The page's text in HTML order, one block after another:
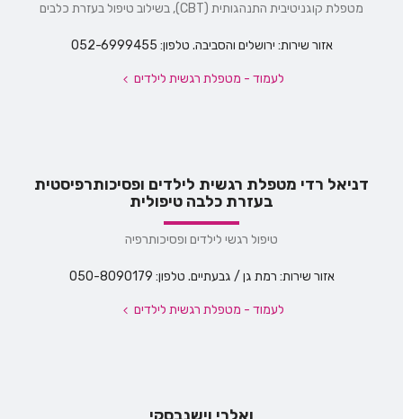
מטפלת קוגניטיבית התנהגותית (CBT), בשילוב טיפול בעזרת כלבים
אזור שירות: ירושלים והסביבה. טלפון: 052-6999455
לעמוד - מטפלת רגשית לילדים
דניאל רדי מטפלת רגשית לילדים ופסיכותרפיסטית
בעזרת כלבה טיפולית
טיפול רגשי לילדים ופסיכותרפיה
אזור שירות: רמת גן / גבעתיים. טלפון: 050-8090179
לעמוד - מטפלת רגשית לילדים
ואלרי וישנבסקי